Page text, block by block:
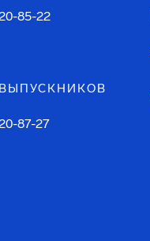
85-22
87-27